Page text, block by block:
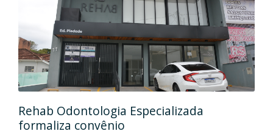
Rehab Odontologia Especializada
formaliza convênio